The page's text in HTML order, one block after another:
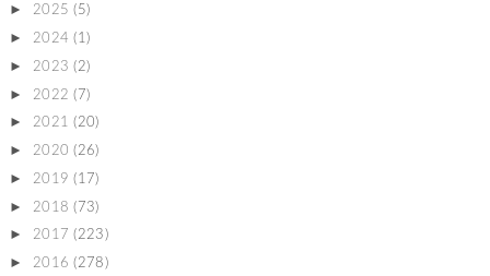
► 2025 (5)
► 2024 (1)
► 2023 (2)
► 2022 (7)
► 2021 (20)
► 2020 (26)
► 2019 (17)
► 2018 (73)
► 2017 (223)
► 2016 (278)